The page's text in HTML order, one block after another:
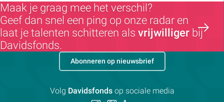
Maak je graag mee het verschil?
Geef dan snel een ping op onze radar en
laat je talenten schitteren als vrijwilliger bij
Davidsfonds.
Abonneren op nieuwsbrief
Volg Davidsfondsop sociale media
Zoeken